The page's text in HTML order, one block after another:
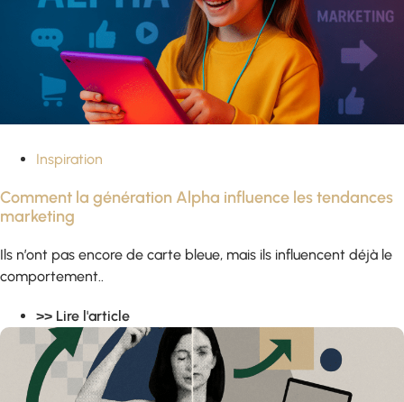
Inspiration
Comment la génération Alpha influence les tendances
marketing
Ils n’ont pas encore de carte bleue, mais ils influencent déjà le
comportement..
>> Lire l'article